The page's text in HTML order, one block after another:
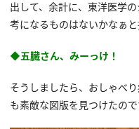
出して、余計に、東洋医学
考になるものはないかなぁと
◆五臓さん、みーっけ！
そうしましたら、おしゃべ
も素敵な図版を見つけたので